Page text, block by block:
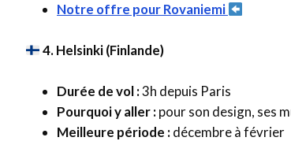
Notre offre pour Rovaniemi
4. Helsinki (Finlande)
Durée de vol :3h depuis Paris
Pourquoi y aller :pour son design, ses
Meilleure période :décembre à février